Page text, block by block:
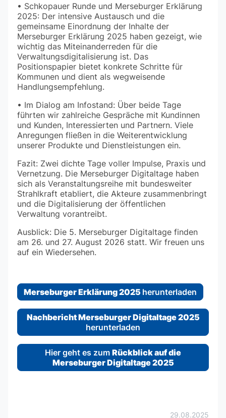
• Schkopauer Runde und Merseburger Erklärung
2025: Der intensive Austausch und die
gemeinsame Einordnung der Inhalte der
Merseburger Erklärung 2025 haben gezeigt, wie
wichtig das Miteinanderreden für die
Verwaltungsdigitalisierung ist. Das
Positionspapier bietet konkrete Schritte für
Kommunen und dient als wegweisende
Handlungsempfehlung.
• Im Dialog am Infostand: Über beide Tage
führten wir zahlreiche Gespräche mit Kundinnen
und Kunden, Interessierten und Partnern. Viele
Anregungen fließen in die Weiterentwicklung
unserer Produkte und Dienstleistungen ein.
Fazit: Zwei dichte Tage voller Impulse, Praxis und
Vernetzung. Die Merseburger Digitaltage haben
sich als Veranstaltungsreihe mit bundesweiter
Strahlkraft etabliert, die Akteure zusammenbringt
und die Digitalisierung der öffentlichen
Verwaltung vorantreibt.
Ausblick: Die 5. Merseburger Digitaltage finden
am 26. und 27. August 2026 statt. Wir freuen uns
auf ein Wiedersehen.
Merseburger Erklärung 2025 herunterladen
Nachbericht Merseburger Digitaltage 2025
herunterladen
Hier geht es zumRückblick auf die
Merseburger Digitaltage 2025
29.08.2025